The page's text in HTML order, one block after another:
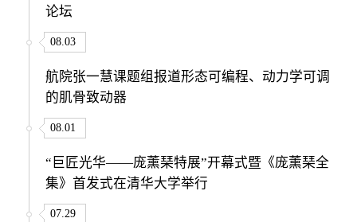
论坛
08.03
航院张一慧课题组报道形态可编程、动力学可调
的肌骨致动器
08.01
“巨匠光华——庞薰琹特展”开幕式暨《庞薰琹全
集》首发式在清华大学举行
07.29